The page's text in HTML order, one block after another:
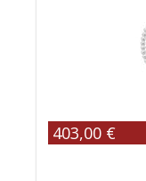
403,00 €